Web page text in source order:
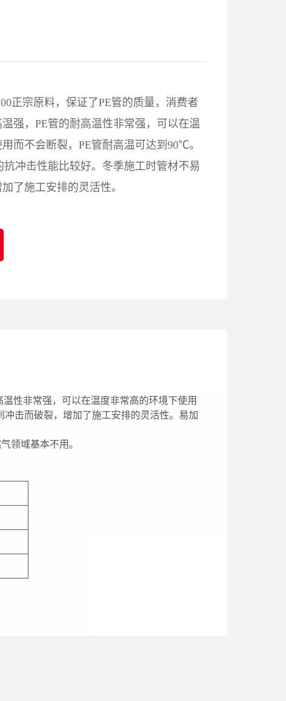
正宗原料，保证了PE管的质量，消费者
强，PE管的耐高温性非常强，可以在温
而不会断裂，PE管耐高温可达到90℃。
抗冲击性能比较好。冬季施工时管材不易
了施工安排的灵活性。
性非常强，可以在温度非常高的环境下使用
击而破裂，增加了施工安排的灵活性。易加
领域基本不用。